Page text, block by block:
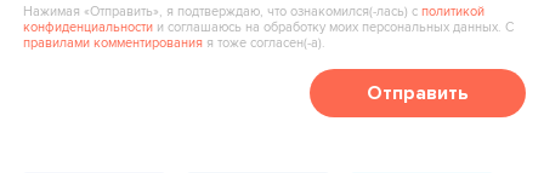
Нажимая «Отправить», я подтверждаю, что ознакомился(‑лась) сполитикой
конфиденциальности и соглашаюсь на обработку моих персональных данных. С
правилами комментирования я тоже согласен(‑а).
Отправить